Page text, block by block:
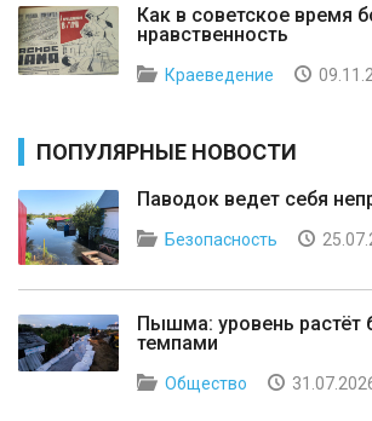
Как в советское время
нравственность
Краеведение
ПОПУЛЯРНЫЕ НОВОСТИ
Паводок ведет себя
Безопасность
Пышма: уровень растёт
темпами
Общество